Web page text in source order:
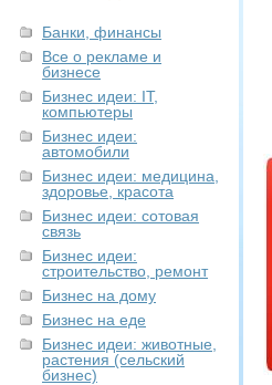
Банки, финансы
Все о рекламе и
бизнесе
Бизнес идеи: IT,
компьютеры
Бизнес идеи:
автомобили
Бизнес идеи: медицина,
здоровье, красота
Бизнес идеи: сотовая
связь
Бизнес идеи:
строительство, ремонт
Бизнес на дому
Бизнес на еде
Бизнес идеи: животные,
растения (сельский
бизнес)